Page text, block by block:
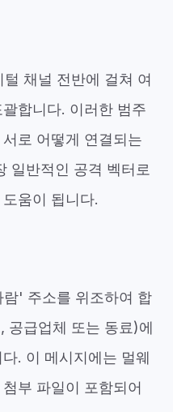
채널 전반에 걸쳐 여
합니다. 이러한 범주
로 어떻게 연결되는
일반적인 공격 벡터로
움이 됩니다.
' 주소를 위조하여 합
공급업체 또는 동료)에
. 이 메시지에는 멀웨
부 파일이 포함되어